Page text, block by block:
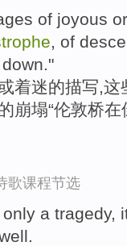
of joyous
, of
着迷的描写,
崩塌“伦敦桥在
歌课程节选
a tragedy,